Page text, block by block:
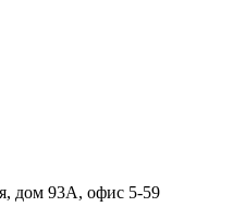
дом 93А, офис 5-59